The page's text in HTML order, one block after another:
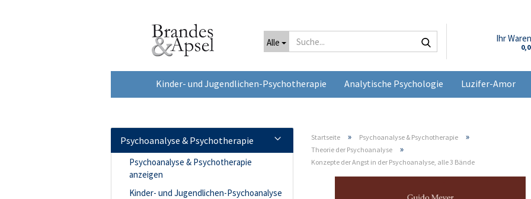
Alle Ihr
Kinder- und Jugendlichen-Psychotherapie Analytische Psychologie Luzifer-Amor
Startseite » Psychoanalyse & Psychotherapie »
Theorie der Psychoanalyse »
Konzepte der Angst in der Psychoanalyse, alle 3 Bände
Psychoanalyse & Psychotherapie
Psychoanalyse & Psychotherapie
anzeigen
Kinder- und Jugendlichen-Psychoanalyse